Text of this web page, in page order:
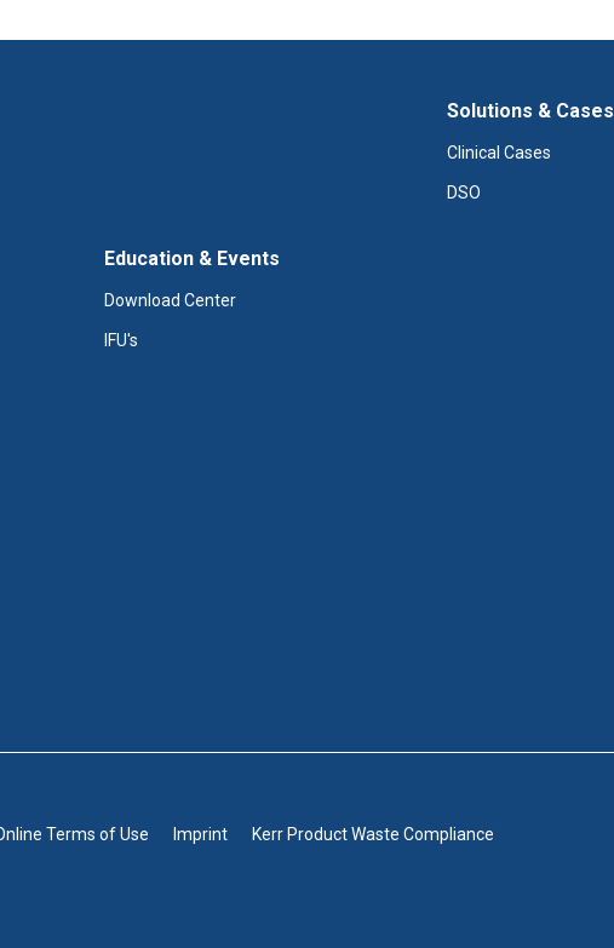
Solutions & Cases
Clinical Cases
DSO
Education & Events
Download Center
IFU's
Terms of Use Imprint Kerr Product Waste Compliance